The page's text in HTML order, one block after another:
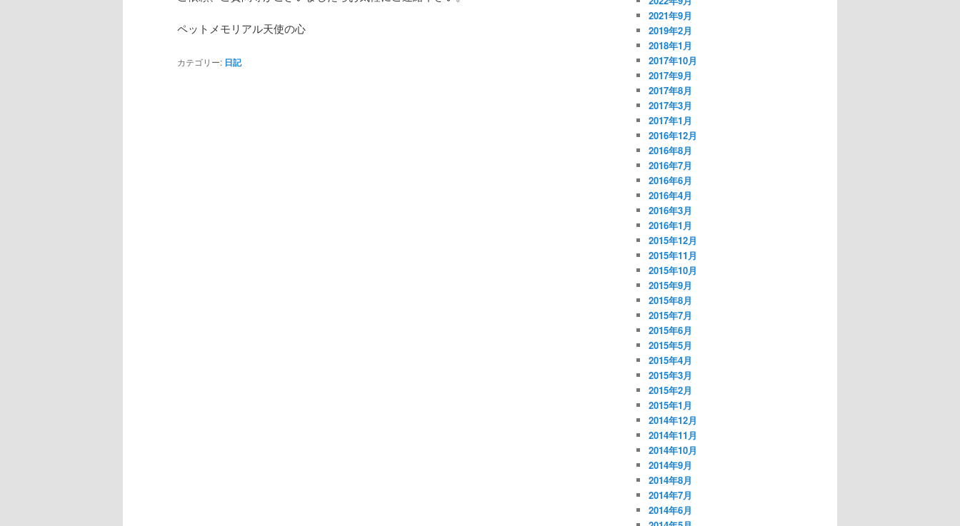
ペットメモリアル天使の心
カテゴリー: 日記
2021年9月
2019年2月
2018年1月
2017年10月
2017年9月
2017年8月
2017年3月
2017年1月
2016年12月
2016年8月
2016年7月
2016年6月
2016年4月
2016年3月
2016年1月
2015年12月
2015年11月
2015年10月
2015年9月
2015年8月
2015年7月
2015年6月
2015年5月
2015年4月
2015年3月
2015年2月
2015年1月
2014年12月
2014年11月
2014年10月
2014年9月
2014年8月
2014年7月
2014年6月